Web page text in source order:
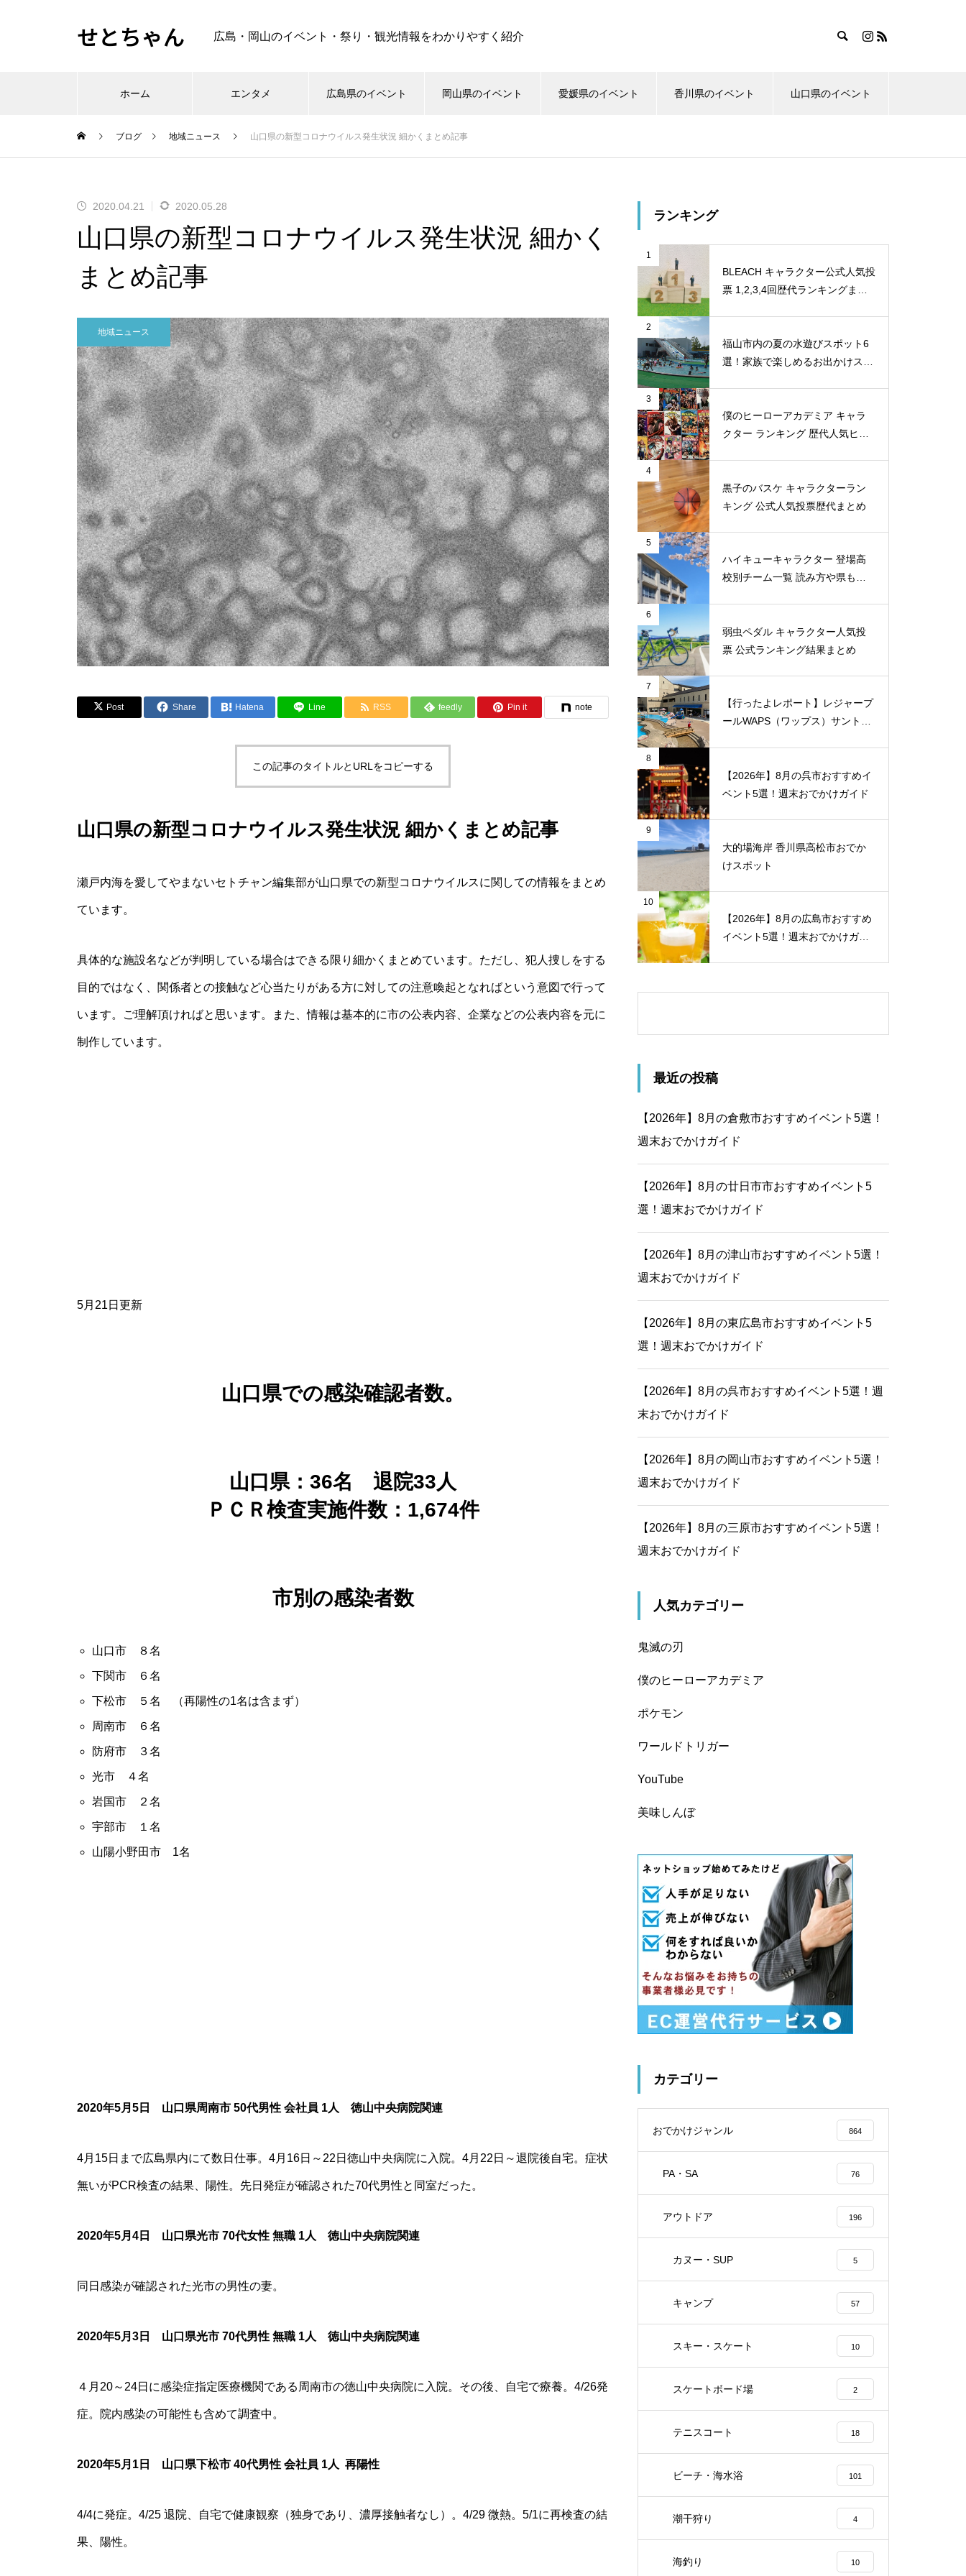
せとちゃん 広島・岡山のイベント・祭り・観光情報をわかりやすく紹介
ホーム エンタメ 広島県のイベント 岡山県のイベント 愛媛県のイベント 香川県のイベント 山口県のイベント
ブログ 地域ニュース 山口県の新型コロナウイルス発生状況 細かくまとめ記事
2020.04.21 2020.05.28
山口県の新型コロナウイルス発生状況 細かく
まとめ記事
地域ニュース
Post Share Hatena Line RSS feedly Pin it note
この記事のタイトルとURLをコピーする
山口県の新型コロナウイルス発生状況 細かくまとめ記事
瀬戸内海を愛してやまないセトチャン編集部が山口県での新型コロナウイルスに関しての情報をまとめ
ています。
具体的な施設名などが判明している場合はできる限り細かくまとめています。ただし、犯人捜しをする
目的ではなく、関係者との接触など心当たりがある方に対しての注意喚起となればという意図で行って
います。ご理解頂ければと思います。また、情報は基本的に市の公表内容、企業などの公表内容を元に
制作しています。
5月21日更新
山口県での感染確認者数。
山口県：36名 退院33人
ＰＣＲ検査実施件数：1,674件
市別の感染者数
山口市 ８名
下関市 ６名
下松市 ５名 （再陽性の1名は含まず）
周南市 ６名
防府市 ３名
光市 ４名
岩国市 ２名
宇部市 １名
山陽小野田市 1名
2020年5月5 日 山口県周南市 50代男性 会社員 1人 徳山中央病院関連
4月15日まで広島県内にて数日仕事。4月16日～22日徳山中央病院に入院。4月22日～退院後自宅。症状
無いがPCR検査の結果、陽性。先日発症が確認された70代男性と同室だった。
2020年5月4 日 山口県光市 70代女性 無職 1人 徳山中央病院関連
同日感染が確認された光市の男性の妻。
2020年5月3 日 山口県光市 70代男性 無職 1人 徳山中央病院関連
４月20～24日に感染症指定医療機関である周南市の徳山中央病院に入院。その後、自宅で療養。4/26発
症。院内感染の可能性も含めて調査中。
2020年5月1 日 山口県下松市 40代男性 会社員 1人 再陽性
4/4に発症。4/25 退院、自宅で健康観察（独身であり、濃厚接触者なし）。4/29 微熱。5/1に再検査の結
果、陽性。
ランキング
1
BLEACH キャラクター公式人気投
票 1,2,3,4回歴代ランキングまと
2
福山市内の夏の水遊びスポット6
選！家族で楽しめるお出かけスポ
3
僕のヒーローアカデミア キャラ
クター ランキング 歴代人気ヒー
4
黒子のバスケ キャラクターラン
キング 公式人気投票歴代まとめ
5
ハイキューキャラクター 登場高
校別チーム一覧 読み方や県もま
6
弱虫ペダル キャラクター人気投
票 公式ランキング結果まとめ
7
【行ったよレポート】レジャープ
ールWAPS（ワップス）サントピ
8
【2026年】8月の呉市おすすめイ
ベント5選！週末おでかけガイド
9
大的場海岸 香川県高松市おでか
けスポット
10
【2026年】8月の広島市おすすめ
イベント5選！週末おでかけガイ
最近の投稿
【2026年】8月の倉敷市おすすめイベント5選！
週末おでかけガイド
【2026年】8月の廿日市市おすすめイベント5
選！週末おでかけガイド
【2026年】8月の津山市おすすめイベント5選！
週末おでかけガイド
【2026年】8月の東広島市おすすめイベント5
選！週末おでかけガイド
【2026年】8月の呉市おすすめイベント5選！週
末おでかけガイド
【2026年】8月の岡山市おすすめイベント5選！
週末おでかけガイド
【2026年】8月の三原市おすすめイベント5選！
週末おでかけガイド
人気カテゴリー
鬼滅の刃
僕のヒーローアカデミア
ポケモン
ワールドトリガー
YouTube
美味しんぼ
カテゴリー
おでかけジャンル 864
PA・SA 76
アウトドア 196
カヌー・SUP 5
キャンプ 57
スキー・スケート 10
スケートボード場 2
テニスコート 18
ビーチ・海水浴 101
潮干狩り 4
海釣り 10